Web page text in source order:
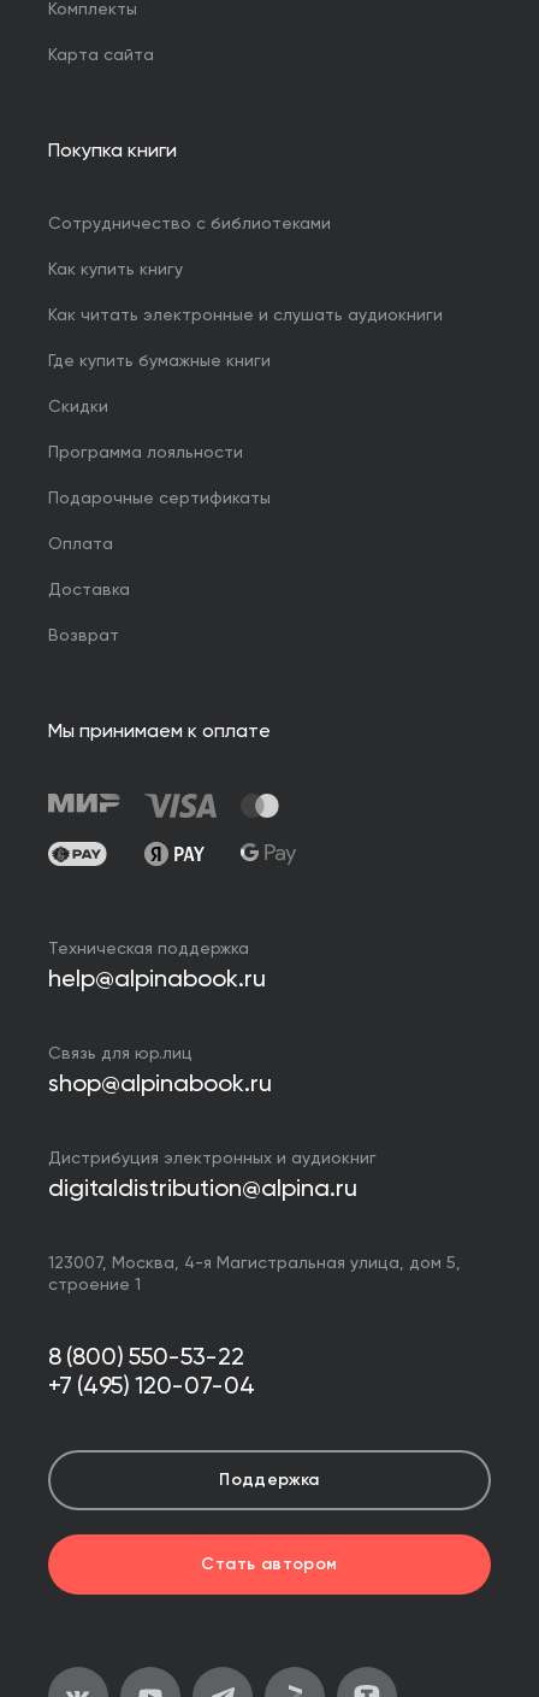
Комплекты
Карта сайта
Покупка книги
Сотрудничество с библиотеками
Как купить книгу
Как читать электронные и слушать аудиокниги
Где купить бумажные книги
Скидки
Программа лояльности
Подарочные сертификаты
Оплата
Доставка
Возврат
Мы принимаем к оплате
Техническая поддержка
help@alpinabook.ru
Связь для юр.лиц
shop@alpinabook.ru
Дистрибуция электронных и аудиокниг
digitaldistribution@alpina.ru
123007, Москва, 4-я Магистральная улица, дом 5,
строение 1
8 (800) 550-53-22
+7 (495) 120-07-04
Поддержка
Стать автором